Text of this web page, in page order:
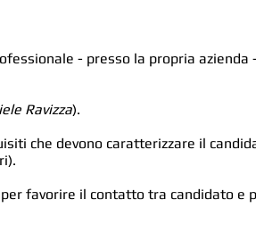
- presso la propria
Ravizza).
che devono caratterizzare il
favorire il contatto tra candidato e